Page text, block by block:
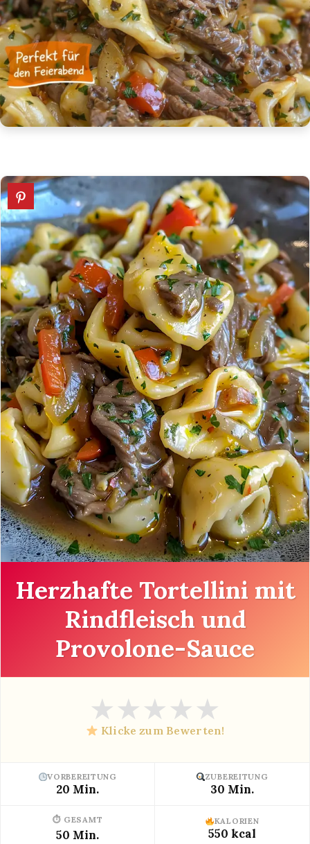
Herzhafte Tortellini mit
Rindfleisch und
Provolone-Sauce
★★★★★
Klicke zum Bewerten!
VORBEREITUNG
20 Min.
ZUBEREITUNG
30 Min.
⏱ GESAMT
50 Min.
KALORIEN
550 kcal